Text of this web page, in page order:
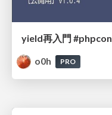
yield再入門 #phpcon
o0h
PRO